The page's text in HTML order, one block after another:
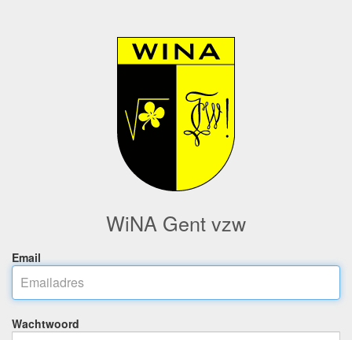
WiNA Gent vzw
Email
Wachtwoord